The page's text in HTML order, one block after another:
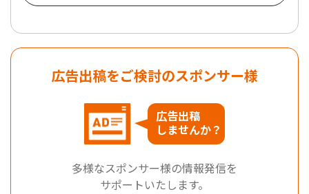
広告出稿をご検討のスポンサー様
広告出稿
しませんか？
多様なスポンサー様の情報発信を
サポートいたします。